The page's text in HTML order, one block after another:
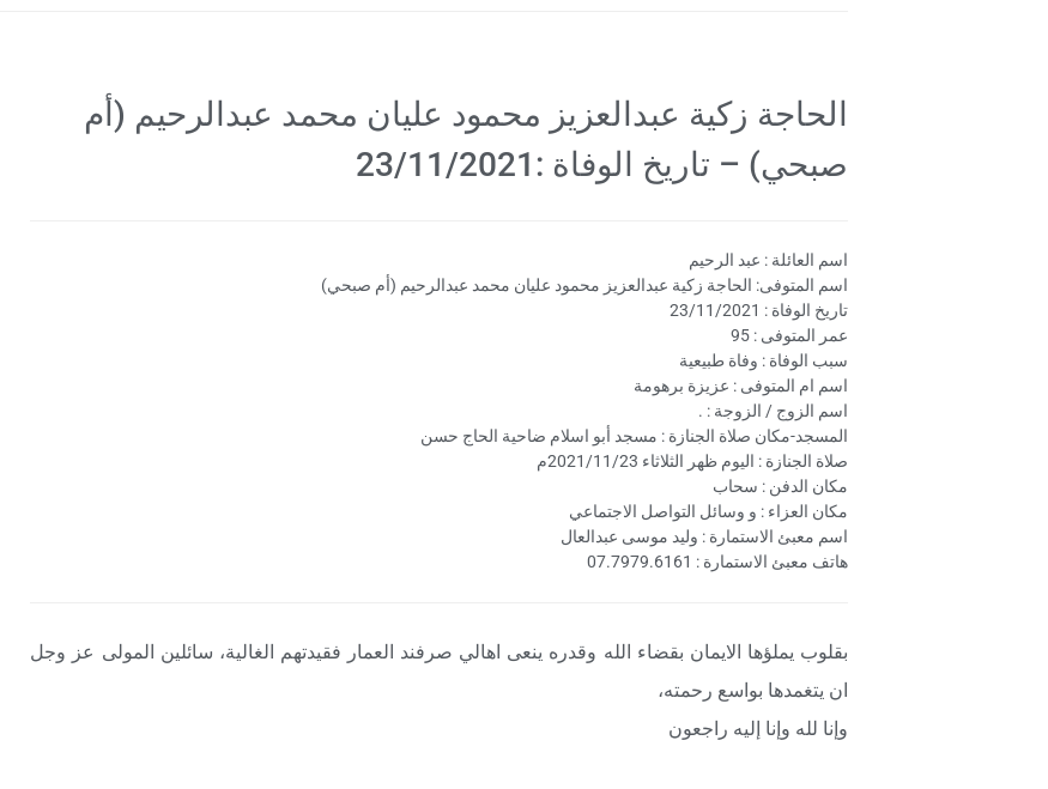
الحاجة زكية عبدالعزيز محمود عليان محمد عبدالرحيم (أم
صبحي) – تاريخ الوفاة :23/11/2021
اسم العائلة : عبد الرحيم
اسم المتوفى: الحاجة زكية عبدالعزيز محمود عليان محمد عبدالرحيم (أم صبحي)
تاريخ الوفاة : 23/11/2021
عمر المتوفى : 95
سبب الوفاة : وفاة طبيعية
اسم ام المتوفى : عزيزة برهومة
اسم الزوج / الزوجة : .
المسجد-مكان صلاة الجنازة : مسجد أبو اسلام ضاحية الحاج حسن
صلاة الجنازة : اليوم ظهر الثلاثاء 2021/11/23م
مكان الدفن : سحاب
مكان العزاء : و وسائل التواصل الاجتماعي
اسم معبئ الاستمارة : وليد موسى عبدالعال
هاتف معبئ الاستمارة : 07.7979.6161
بقلوب يملؤها الايمان بقضاء الله وقدره ينعى اهالي صرفند العمار فقيدتهم الغالية، سائلين المولى عز وجل
ان يتغمدها بواسع رحمته،
وإنا لله وإنا إليه راجعون